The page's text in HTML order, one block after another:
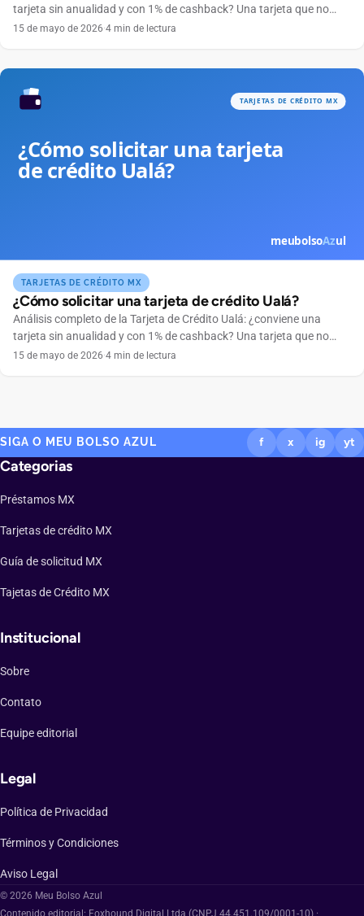
tarjeta sin anualidad y con 1% de cashback? Una tarjeta que no
cobra anualidad, se maneja por completo desde el celular y
15 de mayo de 2026·4 min de lectura
TARJETAS DE CRÉDITO MX
¿Cómo solicitar una tarjeta de crédito Ualá?
Análisis completo de la Tarjeta de Crédito Ualá: ¿conviene una
tarjeta sin anualidad y con 1% de cashback? Una tarjeta que no
cobra anualidad, se maneja por completo desde el celular y
15 de mayo de 2026·4 min de lectura
SIGA O MEU BOLSO AZUL f x ig yt
Categorias
Préstamos MX
Tarjetas de crédito MX
Guía de solicitud MX
Tajetas de Crédito MX
Institucional
Sobre
Contato
Equipe editorial
Legal
Política de Privacidad
Términos y Condiciones
Aviso Legal
© 2026 Meu Bolso Azul
Contenido editorial: Foxhound Digital Ltda (CNPJ 44.451.109/0001-10) ·